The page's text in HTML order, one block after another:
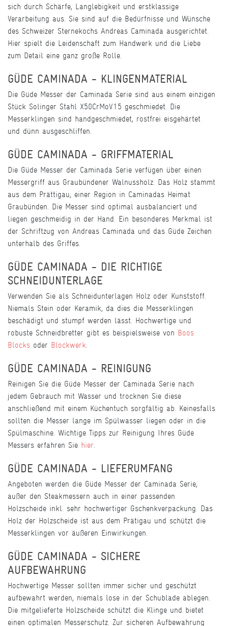
sich durch Schärfe, Langlebigkeit und erstklassige
Verarbeitung aus. Sie sind auf die Bedürfnisse und Wünsche
des Schweizer Sternekochs Andreas Caminada ausgerichtet.
Hier spielt die Leidenschaft zum Handwerk und die Liebe
zum Detail eine ganz große Rolle.
GÜDE CAMINADA - KLINGENMATERIAL
Die Güde Messer der Caminada Serie sind aus einem einzigen
Stück Solinger Stahl X50CrMoV15 geschmiedet. Die
Messerklingen sind handgeschmiedet, rostfrei eisgehärtet
und dünn ausgeschliffen.
GÜDE CAMINADA - GRIFFMATERIAL
Die Güde Messer der Caminada Serie verfügen über einen
Messergriff aus Graubündener Walnussholz. Das Holz stammt
aus dem Prättigau, einer Region in Caminadas Heimat
Graubünden. Die Messer sind optimal ausbalanciert und
liegen geschmeidig in der Hand. Ein besonderes Merkmal ist
der Schriftzug von Andreas Caminada und das Güde Zeichen
unterhalb des Griffes.
GÜDE CAMINADA - DIE RICHTIGE
SCHNEIDUNTERLAGE
Verwenden Sie als Schneidunterlagen Holz oder Kunststoff.
Niemals Stein oder Keramik, da dies die Messerklingen
beschädigt und stumpf werden lässt. Hochwertige und
robuste Schneidbretter gibt es beispielsweise von Boos
Blocks oder Blockwerk.
GÜDE CAMINADA - REINIGUNG
Reinigen Sie die Güde Messer der Caminada Serie nach
jedem Gebrauch mit Wasser und trocknen Sie diese
anschließend mit einem Küchentuch sorgfältig ab. Keinesfalls
sollten die Messer lange im Spülwasser liegen oder in die
Spülmaschine. Wichtige Tipps zur Reinigung Ihres Güde
Messers erfahren Sie hier.
GÜDE CAMINADA - LIEFERUMFANG
Angeboten werden die Güde Messer der Caminada Serie,
außer den Steakmessern auch in einer passenden
Holzscheide inkl. sehr hochwertiger Gschenkverpackung. Das
Holz der Holzscheide ist aus dem Prätigau und schützt die
Messerklingen vor äußeren Einwirkungen.
GÜDE CAMINADA - SICHERE
AUFBEWAHRUNG
Hochwertige Messer sollten immer sicher und geschützt
aufbewahrt werden, niemals lose in der Schublade ablegen.
Die mitgelieferte Holzscheide schützt die Klinge und bietet
einen optimalen Messerschutz. Zur sicheren Aufbewahrung